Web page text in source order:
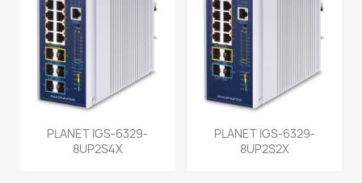
PLANET IGS-6329-
8UP2S4X
PLANET IGS-6329-
8UP2S2X